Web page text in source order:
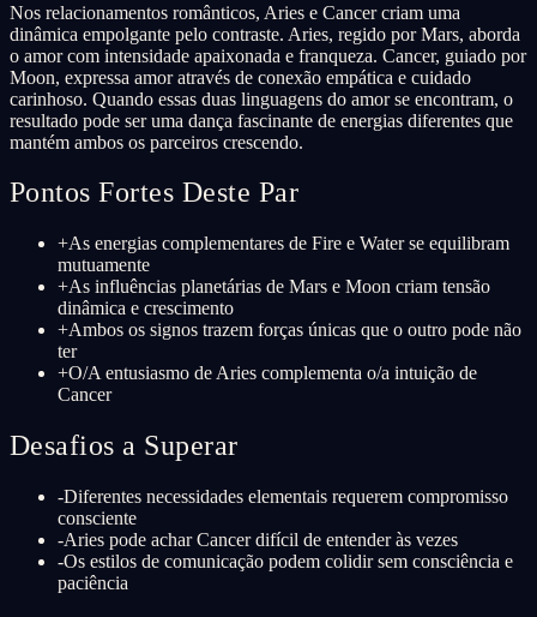
Nos relacionamentos românticos, Aries e Cancer criam uma
dinâmica empolgante pelo contraste. Aries, regido por Mars, aborda
o amor com intensidade apaixonada e franqueza. Cancer, guiado por
Moon, expressa amor através de conexão empática e cuidado
carinhoso. Quando essas duas linguagens do amor se encontram, o
resultado pode ser uma dança fascinante de energias diferentes que
mantém ambos os parceiros crescendo.
Pontos Fortes Deste Par
+As energias complementares de Fire e Water se equilibram
mutuamente
+As influências planetárias de Mars e Moon criam tensão
dinâmica e crescimento
+Ambos os signos trazem forças únicas que o outro pode não
ter
+O/A entusiasmo de Aries complementa o/a intuição de
Cancer
Desafios a Superar
-Diferentes necessidades elementais requerem compromisso
consciente
-Aries pode achar Cancer difícil de entender às vezes
-Os estilos de comunicação podem colidir sem consciência e
paciência